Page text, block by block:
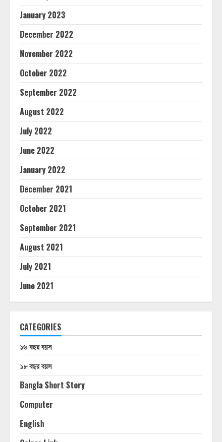
January 2023
December 2022
November 2022
October 2022
September 2022
August 2022
July 2022
June 2022
January 2022
December 2021
October 2021
September 2021
August 2021
July 2021
June 2021
CATEGORIES
১৬ বছর বয়স
১৮ বছর বয়স
Bangla Short Story
Computer
English